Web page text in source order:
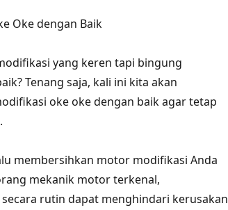
Oke dengan Baik
yang keren tapi bingung
Tenang saja, kali ini kita akan
oke oke dengan baik agar tetap
membersihkan motor modifikasi Anda
mekanik motor terkenal,
rutin dapat menghindari kerusakan